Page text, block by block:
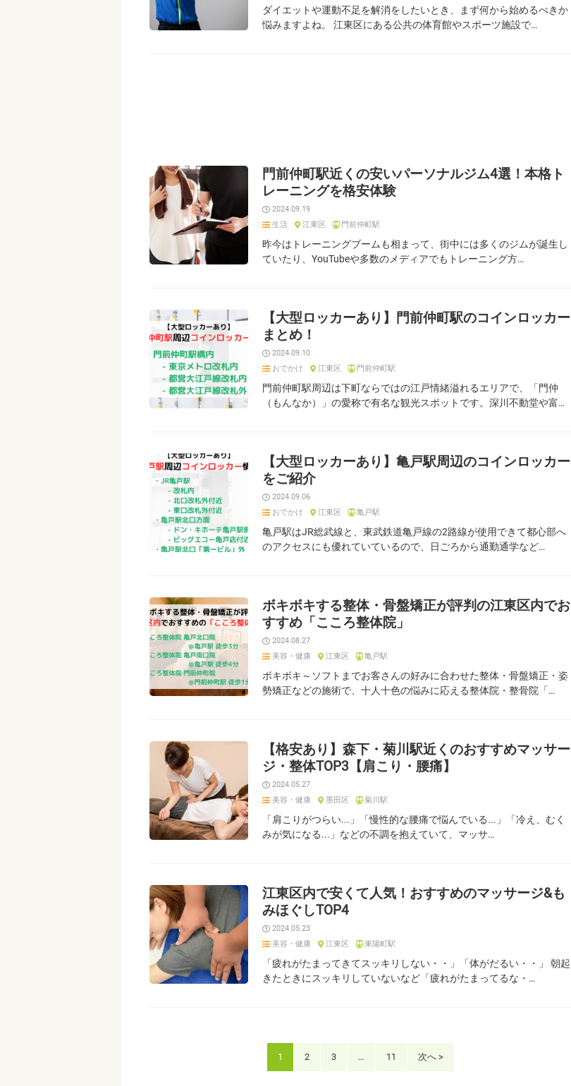
ダイエットや運動不足を解消をしたいとき、まず何から始めるべきか
悩みますよね。 江東区にある公共の体育館やスポーツ施設で…
門前仲町駅近くの安いパーソナルジム4選！本格ト
レーニングを格安体験
2024.09.19
生活
江東区 門前仲町駅
昨今はトレーニングブームも相まって、街中には多くのジムが誕生し
ていたり、YouTubeや多数のメディアでもトレーニング方…
【大型ロッカーあり】門前仲町駅のコインロッカー
まとめ！
2024.09.10
おでかけ
江東区 門前仲町駅
門前仲町駅周辺は下町ならではの江戸情緒溢れるエリアで、「門仲
（もんなか）」の愛称で有名な観光スポットです。深川不動堂や富…
【大型ロッカーあり】亀戸駅周辺のコインロッカー
をご紹介
2024.09.06
おでかけ
江東区 亀戸駅
亀戸駅はJR総武線と、東武鉄道亀戸線の2路線が使用できて都心部へ
のアクセスにも優れていているので、日ごろから通勤通学など…
ボキボキする整体・骨盤矯正が評判の江東区内でお
すすめ「こころ整体院」
2024.08.27
美容・健康
江東区 亀戸駅
ボキボキ～ソフトまでお客さんの好みに合わせた整体・骨盤矯正・姿
勢矯正などの施術で、十人十色の悩みに応える整体院・整骨院「…
【格安あり】森下・菊川駅近くのおすすめマッサー
ジ・整体TOP3【肩こり・腰痛】
2024.05.27
美容・健康
墨田区 菊川駅
「肩こりがつらい...」「慢性的な腰痛で悩んでいる...」「冷え、むく
みが気になる...」などの不調を抱えていて、マッサ…
江東区内で安くて人気！おすすめのマッサージ&も
みほぐしTOP4
2024.05.23
美容・健康
江東区 東陽町駅
「疲れがたまってきてスッキリしない・・」「体がだるい・・」 朝起
きたときにスッキリしていないなど「疲れがたまってるな・…
1 2 3 … 11 次へ >